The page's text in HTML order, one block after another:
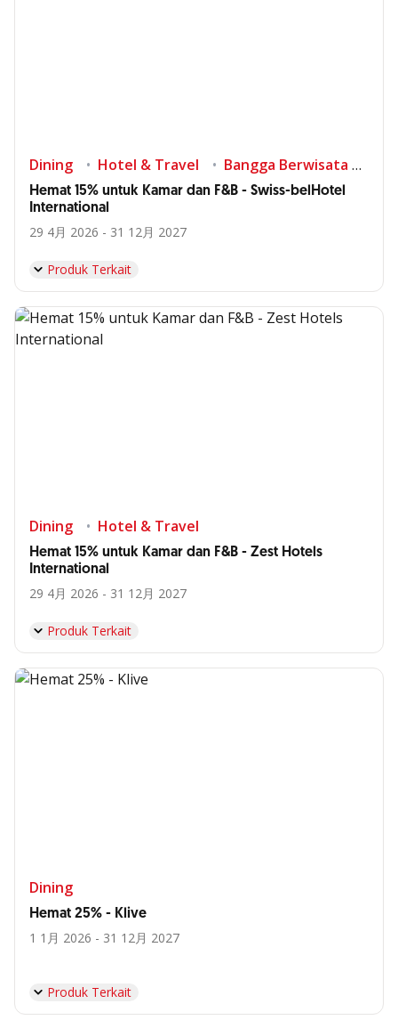
Dining Hotel & Travel Bangga Berwisata di Indonesia
Hemat 15% untuk Kamar dan F&B - Swiss-belHotel
International
29 4月 2026 - 31 12月 2027
Produk Terkait
Dining Hotel & Travel
Hemat 15% untuk Kamar dan F&B - Zest Hotels
International
29 4月 2026 - 31 12月 2027
Produk Terkait
Dining
Hemat 25% - Klive
1 1月 2026 - 31 12月 2027
Produk Terkait